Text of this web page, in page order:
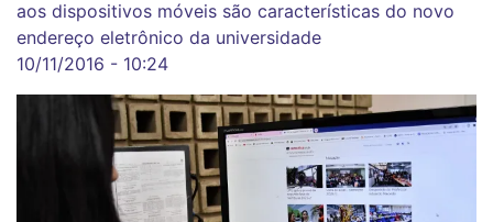
aos dispositivos móveis são características do novo
endereço eletrônico da universidade
10/11/2016 - 10:24